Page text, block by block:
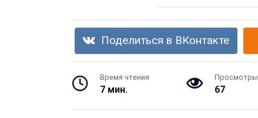
Поделиться в ВКонтакте
Время чтения
7 мин.
Просмотры
67